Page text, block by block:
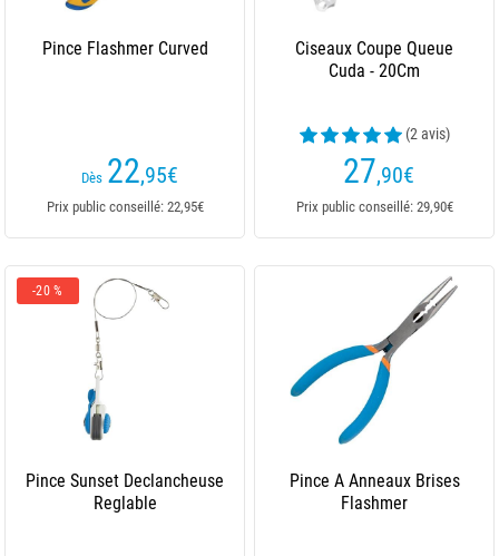
Pince Flashmer Curved
Dès 22,95€
Prix public conseillé: 22,95€
Ciseaux Coupe Queue
Cuda - 20Cm
(2 avis)
27,90€
Prix public conseillé: 29,90€
-20 %
Pince Sunset Declancheuse
Reglable
Pince A Anneaux Brises
Flashmer